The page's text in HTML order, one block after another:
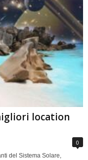
location
0
del Sistema Solare,